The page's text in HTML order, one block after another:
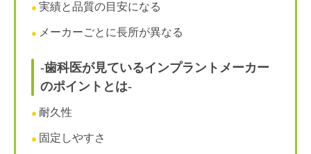
実績と品質の目安になる
メーカーごとに長所が異なる
-歯科医が見ているインプラントメーカー
のポイントとは-
耐久性
固定しやすさ